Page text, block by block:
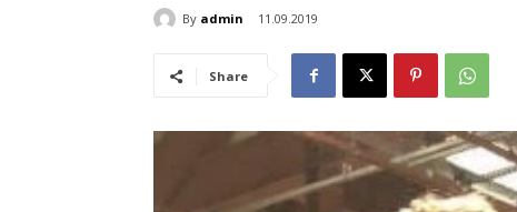
By admin 11.09.2019
Share